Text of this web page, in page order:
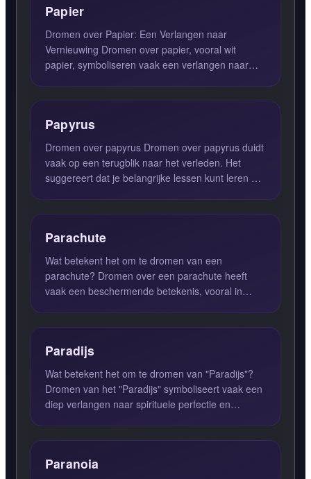
Papier
Dromen over Papier: Een Verlangen naar
Vernieuwing Dromen over papier, vooral wit
papier, symboliseren vaak een verlangen naar
Papyrus
Dromen over papyrus Dromen over papyrus duidt
vaak op een terugblik naar het verleden. Het
suggereert dat je belangrijke lessen kunt leren uit
Parachute
Wat betekent het om te dromen van een
parachute? Dromen over een parachute heeft
vaak een beschermende betekenis, vooral in
Paradijs
Wat betekent het om te dromen van "Paradijs"?
Dromen van het "Paradijs" symboliseert vaak een
diep verlangen naar spirituele perfectie en
Paranoia